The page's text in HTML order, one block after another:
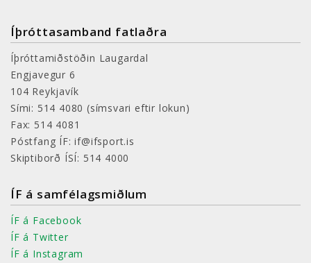
Íþróttasamband fatlaðra
Íþróttamiðstöðin Laugardal
Engjavegur 6
104 Reykjavík
Sími: 514 4080(símsvari eftir lokun)
Fax: 514 4081
Póstfang ÍF: if@ifsport.is
Skiptiborð ÍSÍ: 514 4000
ÍF á samfélagsmiðlum
ÍF á Facebook
ÍF á Twitter
ÍF á Instagram